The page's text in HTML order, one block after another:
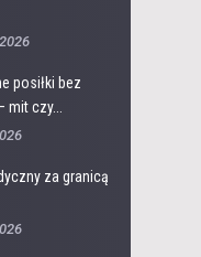
posiłki bez
czy...
za granicą